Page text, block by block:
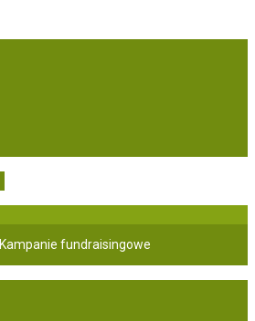
Kampanie fundraisingowe